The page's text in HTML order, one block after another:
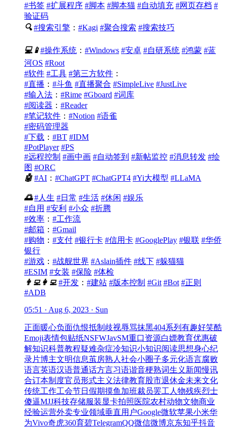
#书签 #扩展程序 #脚本 #脚本猫 #自动填充 #网页存档 #
验证码
🔍 #搜索引擎 ： #Kagi #聚合搜索 #搜索技巧
💻📱#操作系统 ： #Windows #安卓 #自研系统 #鸿蒙 #蓝
河OS #Root
#软件 #工具 #第三方软件 ：
#直播 ： #斗鱼 #直播聚合 #SimpleLive #JustLive
#输入法 ： #Rime #Gboard #词库
#阅读器 ： #Reader
#笔记软件 ： #Notion #语雀
#密码管理器
#下载 ： #BT #IDM
#PotPlayer #PS
#远程控制 #画中画 #自动签到 #新帖监控 #消息转发 #绘
图 #ORC
🤖 #AI ： #ChatGPT #ChatGPT4 #Yi大模型 #LLaMA
🌅 #人生 #日常 #生活 #休闲 #娱乐
#自用 #安利 #小众 #折腾
#效率 ： #工作流
#邮箱 ： #Gmail
#购物 ： #支付 #银行卡 #信用卡 #GooglePlay #银联 #华侨
银行
#游戏 ： #战舰世界 #Aslain插件 #线下 #躲猫猫
#ESIM #女装 #保险 #体检
👨‍💻👩‍💻 #开发 ： #建站 #版本控制 #Git #Bot #正则
#ADB
05:51 · Aug 6, 2023 · Sun
正面暖心负面仇恨抵制 歧视辱骂抹黑404系列 有趣好笑酷
Emoji表情包贴纸NSFWJavSM重口资源白嫖教育优惠破
解知识科普教程疑难杂症冷知识小知识阅读思想身心纪
录片博主文明信息茧房熟人社会小圈子多元化语言腐败
语言英语汉语普通话方言习语谐音梗熟词生义 新闻慢讯
合订本制度官员形式主义法律教育股市退休金未来文化
传统工作工会节日 假期摸鱼 加班裁员罢工 人物残疾烈士
傻逼MJJ科技存储服装显卡拍照医院农村动物文物商业
经验运营外卖专业领域垂直用户Google微软苹果小米华
为Vivo奇虎360育碧TelegramQQ微信微博京东知乎抖音